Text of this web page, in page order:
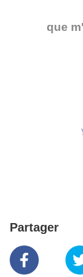
que
Partager